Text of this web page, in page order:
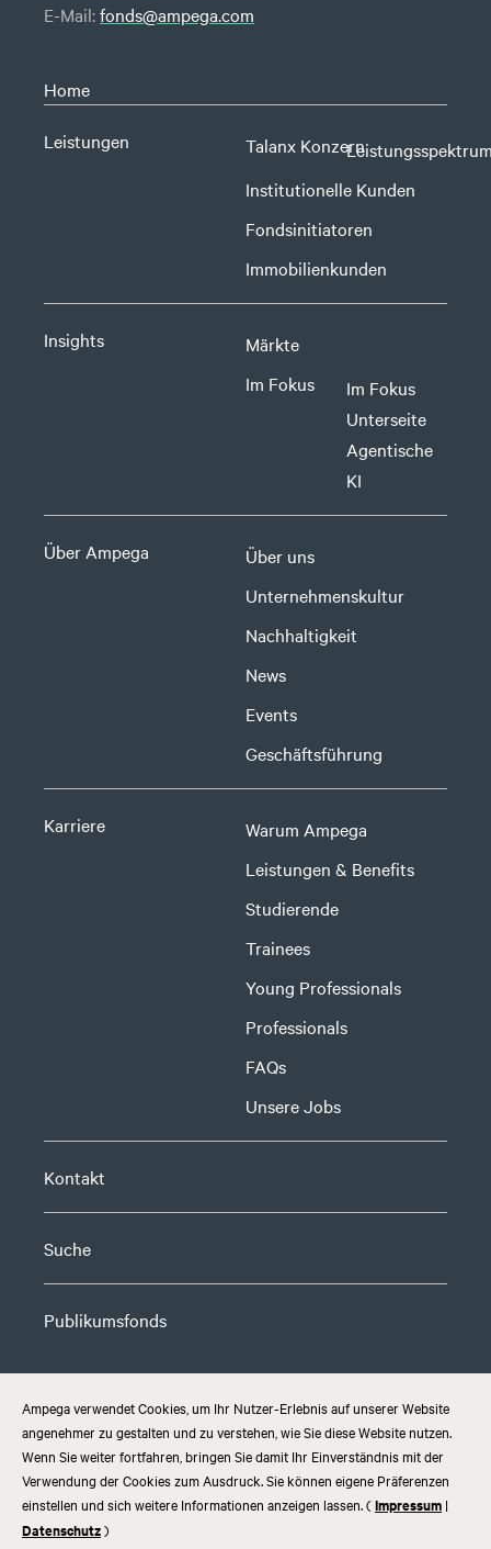
E-Mail:fonds@ampega.com
Home
Leistungen Talanx Konzern
Institutionelle Kunden
Fondsinitiatoren
Immobilienkunden
Insights
Märkte
Im Fokus
Im Fokus
Unterseite
Agentische
KI
Über Ampega
Über uns
Unternehmenskultur
Nachhaltigkeit
News
Events
Geschäftsführung
Karriere
Warum Ampega
Leistungen & Benefits
Studierende
Trainees
Young Professionals
Professionals
FAQs
Unsere Jobs
Kontakt
Suche
Publikumsfonds
Imprint
Data privacy
Disclaimer
Whistleblower system
Ampega verwendet Cookies, um Ihr Nutzer-Erlebnis auf unserer Website
angenehmer zu gestalten und zu verstehen, wie Sie diese Website nutzen.
Wenn Sie weiter fortfahren, bringen Sie damit Ihr Einverständnis mit der
Verwendung der Cookies zum Ausdruck. Sie können eigene Präferenzen
einstellen und sich weitere Informationen anzeigen lassen. (Impressum |
Datenschutz)